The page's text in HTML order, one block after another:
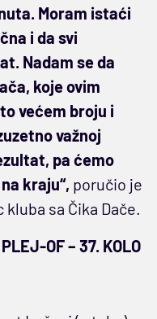
Moram istaći
i da svi
Nadam se da
koje ovim
većem broju i
važnoj
pa ćemo
kraju“, poručio je
sa Čika Dače.
OF – 37. KOLO